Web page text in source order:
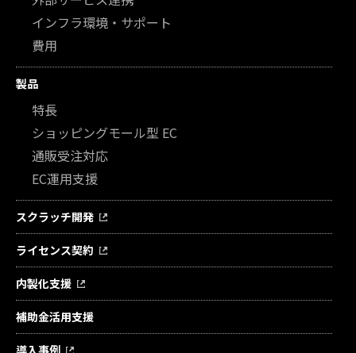
インフラ環境・サポート
費用
製品
特長
ショッピングモール型 EC
通販受注対応
EC運用支援
スクラッチ開発
ライセンス契約
内製化支援
補助金活用支援